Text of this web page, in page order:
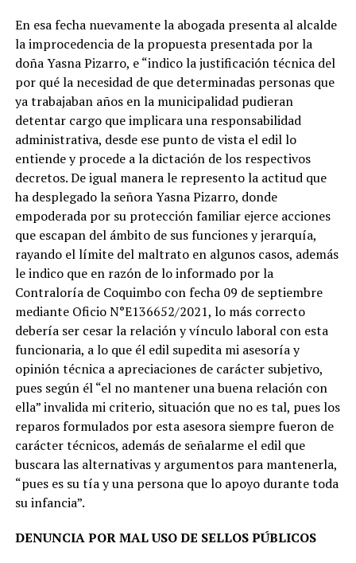
En esa fecha nuevamente la abogada presenta al alcalde
la improcedencia de la propuesta presentada por la
doña Yasna Pizarro, e “indico la justificación técnica del
por qué la necesidad de que determinadas personas que
ya trabajaban años en la municipalidad pudieran
detentar cargo que implicara una responsabilidad
administrativa, desde ese punto de vista el edil lo
entiende y procede a la dictación de los respectivos
decretos. De igual manera le represento la actitud que
ha desplegado la señora Yasna Pizarro, donde
empoderada por su protección familiar ejerce acciones
que escapan del ámbito de sus funciones y jerarquía,
rayando el límite del maltrato en algunos casos, además
le indico que en razón de lo informado por la
Contraloría de Coquimbo con fecha 09 de septiembre
mediante Oficio N°E136652/2021, lo más correcto
debería ser cesar la relación y vínculo laboral con esta
funcionaria, a lo que él edil supedita mi asesoría y
opinión técnica a apreciaciones de carácter subjetivo,
pues según él “el no mantener una buena relación con
ella” invalida mi criterio, situación que no es tal, pues los
reparos formulados por esta asesora siempre fueron de
carácter técnicos, además de señalarme el edil que
buscara las alternativas y argumentos para mantenerla,
“pues es su tía y una persona que lo apoyo durante toda
su infancia”.
DENUNCIA POR MAL USO DE SELLOS PÚBLICOS